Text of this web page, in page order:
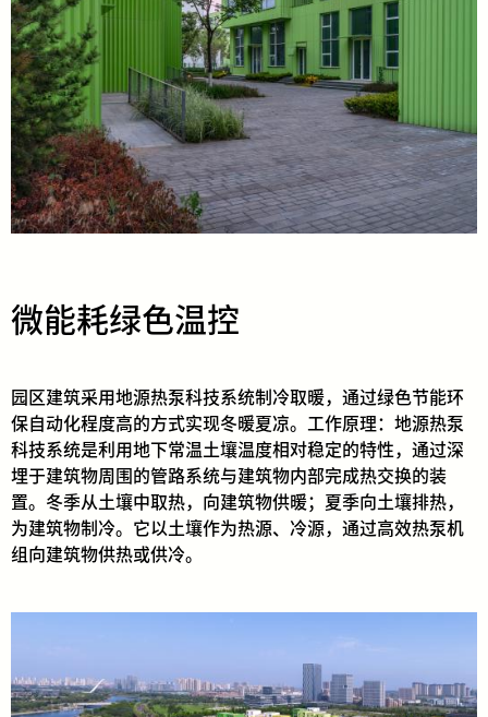
微能耗绿色温控
园区建筑采用地源热泵科技系统制冷取暖，通过绿色节能环
保自动化程度高的方式实现冬暖夏凉。工作原理：地源热泵
科技系统是利用地下常温土壤温度相对稳定的特性，通过深
埋于建筑物周围的管路系统与建筑物内部完成热交换的装
置。冬季从土壤中取热，向建筑物供暖；夏季向土壤排热，
为建筑物制冷。它以土壤作为热源、冷源，通过高效热泵机
组向建筑物供热或供冷。